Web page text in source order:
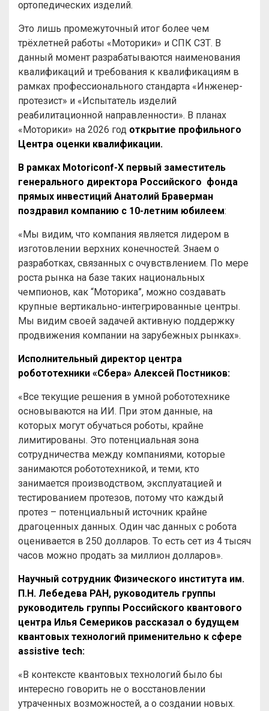
ортопедических изделий.
Это лишь промежуточный итог более чем
трёхлетней работы «Моторики» и СПК СЗТ. В
данный момент разрабатываются наименования
квалификаций и требования к квалификациям в
рамках профессионального стандарта «Инженер-
протезист» и «Испытатель изделий
реабилитационной направленности». В планах
«Моторики» на 2026 год открытие профильного
Центра оценки квалификации.
В рамках Motoriconf-X первый заместитель
генерального директора Российского фонда
прямых инвестиций Анатолий Браверман
поздравил компанию с 10-летним юбилеем:
«Мы видим, что компания является лидером в
изготовлении верхних конечностей. Знаем о
разработках, связанных с очувствлением. По мере
роста рынка на базе таких национальных
чемпионов, как “Моторика”, можно создавать
крупные вертикально-интегрированные центры.
Мы видим своей задачей активную поддержку
продвижения компании на зарубежных рынках».
Исполнительный директор центра
робототехники «Сбера» Алексей Постников:
«Все текущие решения в умной робототехнике
основываются на ИИ. При этом данные, на
которых могут обучаться роботы, крайне
лимитированы. Это потенциальная зона
сотрудничества между компаниями, которые
занимаются робототехникой, и теми, кто
занимается производством, эксплуатацией и
тестированием протезов, потому что каждый
протез – потенциальный источник крайне
драгоценных данных. Один час данных с робота
оценивается в 250 долларов. То есть сет из 4 тысяч
часов можно продать за миллион долларов».
Научный сотрудник Физического института им.
П.Н. Лебедева РАН, руководитель группы
руководитель группы Российского квантового
центра Илья Семериков рассказал о будущем
квантовых технологий применительно к сфере
assistive tech:
«В контексте квантовых технологий было бы
интересно говорить не о восстановлении
утраченных возможностей, а о создании новых.